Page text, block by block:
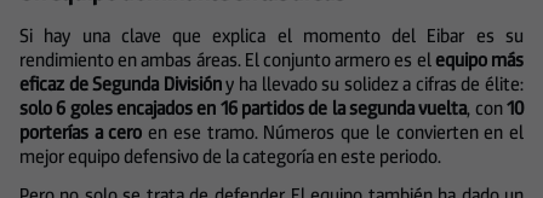
Si hay una clave que explica el momento del Eibar es su
rendimiento en ambas áreas. El conjunto armero es elequipo más
eficaz de Segunda Divisióny ha llevado su solidez a cifras de élite:
solo 6 goles encajados en 16 partidos de la segunda vuelta, con10
porterías a cero en ese tramo. Números que le convierten en el
mejor equipo defensivo de la categoría en este periodo.